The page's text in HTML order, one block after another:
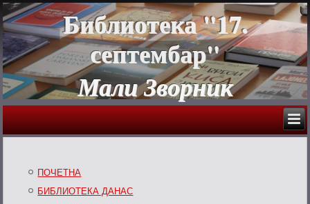
Библиотека "17.
септембар"
Мали Зворник
ПОЧЕТНА
БИБЛИОТЕКА ДАНАС